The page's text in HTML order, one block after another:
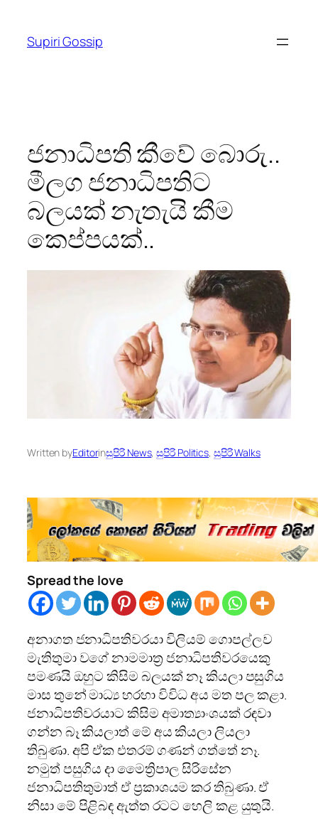
content
Supiri Gossip
ජනාධිපති කීවේ බොරු..
මීලග ජනාධිපතිට
බලයක් නැතැයි කීම
කෙප්පයක්..
Written byEditorinසුපිරි News, සුපිරි Politics, සුපිරි Walks
Spread the love
අනාගත ජනාධිපතිවරයා විලියම් ගොපල්ලව
මැතිතුමා වගේ නාමමාත්‍ර ජනාධිපතිවරයෙකු
පමණයි ඔහුට කිසිම බලයක් නෑ කියලා පසුගිය
මාස තුනේ මාධ්‍ය හරහා විවිධ අය මත පල කළා.
ජනාධිපතිවරයාට කිසිම අමාත්‍යාංශයක් රඳවා
ගන්න බෑ කියලාත් මේ අය කියලා ලියලා
තිබුණා. අපි ඒක එතරම් ගණන් ගත්තේ නෑ.
නමුත් පසුගිය දා මෛත්‍රිපාල සිරිසේන
ජනාධිපතිතුමාත් ඒ ප්‍රකාශයම කර තිබුණා. ඒ
නිසා මේ පිළිබඳ ඇත්ත රටට හෙලි කළ යුතුයි.